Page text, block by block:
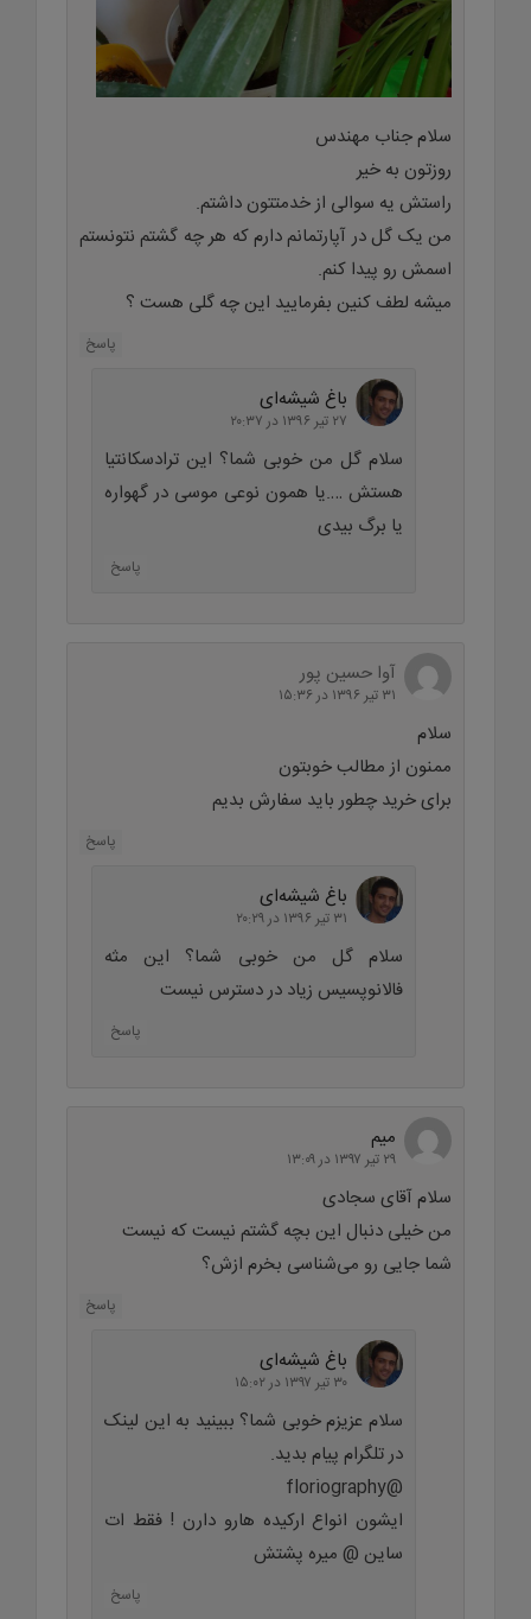
سلام جناب مهندس
روزتون به خیر
راستش یه سوالی از خدمتتون داشتم.
من یک گل در آپارتمانم دارم که هر چه گشتم نتونستم
اسمش رو پیدا کنم.
میشه لطف کنین بفرمایید این چه گلی هست ؟
پاسخ
باغ شیشه‌ای
۲۷ تیر ۱۳۹۶ در ۲۰:۳۷
سلام گل من خوبی شما؟ این ترادسکانتیا
هستش ….یا همون نوعی موسی در گهواره
یا برگ بیدی
پاسخ
آوا حسین پور
۳۱ تیر ۱۳۹۶ در ۱۵:۳۶
سلام
ممنون از مطالب خوبتون
برای خرید چطور باید سفارش بدیم
پاسخ
باغ شیشه‌ای
۳۱ تیر ۱۳۹۶ در ۲۰:۲۹
سلام گل من خوبی شما؟ این مثه
فالانوپسیس زیاد در دسترس نیست
پاسخ
میم
۲۹ تیر ۱۳۹۷ در ۱۳:۰۹
سلام آقای سجادی
من خیلی دنبال این بچه گشتم نیست که نیست
شما جایی رو می‌شناسی بخرم ازش؟
پاسخ
باغ شیشه‌ای
۳۰ تیر ۱۳۹۷ در ۱۵:۰۲
سلام عزیزم خوبی شما؟ ببینید به این لینک
در تلگرام پیام بدید.
@floriography
ایشون انواع ارکیده هارو دارن ! فقط ات
ساین @ میره پشتش
پاسخ